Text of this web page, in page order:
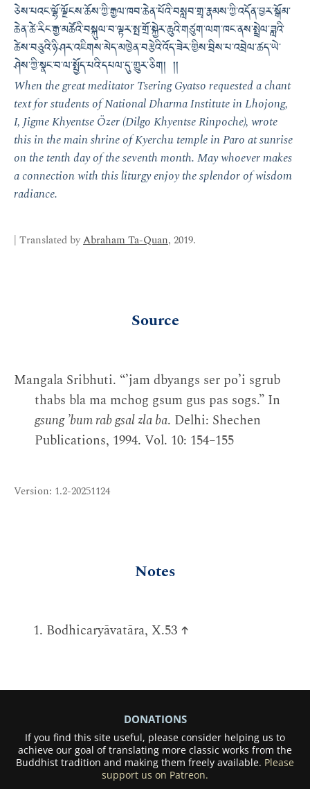
ཅེས་པའང་ལྷོ་ལྗོངས་ཆོས་ཀྱི་རྒྱལ་ཁབ་ཆེན་པོའི་བསླབ་གྲྭ་རྣམས་ཀྱི་འདོན་བྱར་སྒོམ་
ཆེན་ཚེ་རིང་རྒྱ་མཚོའི་བསྐུལ་བ་ལྟར་སྤ་གྲོ་སྐྱེར་ཆུའི་གཙུག་ལག་ཁང་ནས་སྤྲེལ་ཟླའི་
ཚེས་བཅུའི་ཉི་ཤར་འཇིགས་མེད་མཁྱེན་བརྩེའི་འོད་ཟེར་གྱིས་བྲིས་པ་འབྲེལ་ཚད་ཡེ་
ཤེས་ཀྱི་སྣང་བ་ལ་སྤྱོད་པའི་དཔལ་དུ་གྱུར་ཅིག། །།
When the great meditator Tsering Gyatso requested a chant
text for students of National Dharma Institute in Lhojong,
I, Jigme Khyentse Özer (Dilgo Khyentse Rinpoche), wrote
this in the main shrine of Kyerchu temple in Paro at sunrise
on the tenth day of the seventh month. May whoever makes
a connection with this liturgy enjoy the splendor of wisdom
radiance.
| Translated byAbraham Ta-Quan, 2019.
Source
Mangala Sribhuti. “ʼjam dbyangs ser poʼi sgrub
thabs bla ma mchog gsum gus pas sogs.” In
gsung ʼbum rab gsal zla ba. Delhi: Shechen
Publications, 1994. Vol. 10: 154–155
Version: 1.2-20251124
Notes
Bodhicaryāvatāra, X.53 ↑
DONATIONS
If you find this site useful, please consider helping us to
achieve our goal of translating more classic works from the
Buddhist tradition and making them freely available. Please
support us on Patreon.